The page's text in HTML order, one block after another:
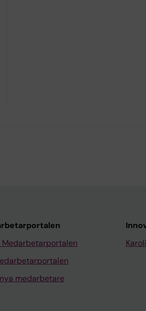
Medarbetarportalen
medarbetare